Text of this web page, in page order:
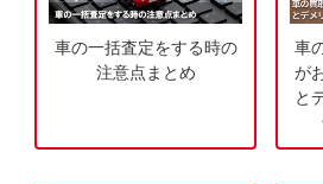
込
車の一括査定をする時の
注意点まとめ
車
が
と